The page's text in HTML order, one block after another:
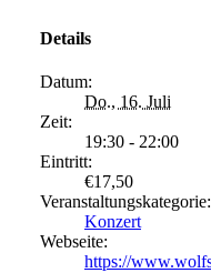
Details
Datum:
Do., 16. Juli
Zeit:
19:30 - 22:00
Eintritt:
€17,50
Veranstaltungskategorie:
Konzert
Webseite:
https://